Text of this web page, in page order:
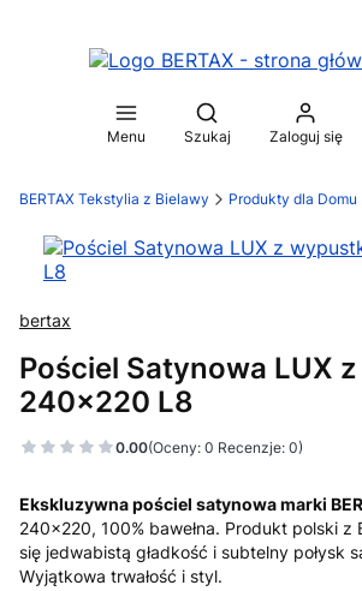
Menu
Otwórz
Szukaj Zaloguj się
BERTAX Tekstylia z Bielawy Produkty dla Domu
bertax
Pościel Satynowa LUX
240x220 L8
0.00(Oceny: 0 Recenzje: 0)
Ekskluzywna pościel satynowa marki
240x220, 100% bawełna. Produkt polski z
się jedwabistą gładkość i subtelny połysk
Wyjątkowa trwałość i styl.